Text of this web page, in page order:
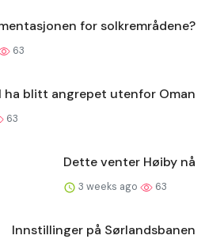
for solkremrådene?
63
ha blitt angrepet utenfor Oman
63
Dette venter Høiby nå
3 weeks ago 63
Innstillinger på Sørlandsbanen